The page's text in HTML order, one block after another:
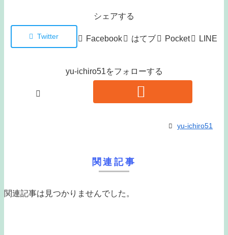
シェアする
Twitter Facebook はてブ Pocket LINE
yu-ichiro51をフォローする
yu-ichiro51
関連記事
関連記事は見つかりませんでした。